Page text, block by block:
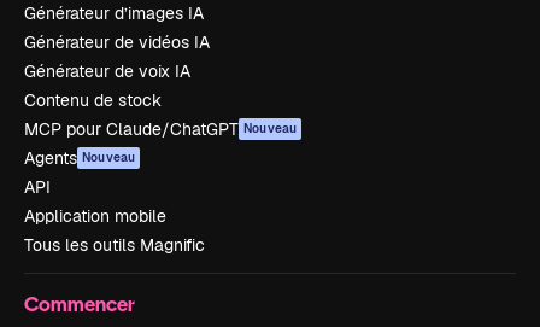
Générateur d’images IA
Générateur de vidéos IA
Générateur de voix IA
Contenu de stock
MCP pour Claude/ChatGPT Nouveau
Agents Nouveau
API
Application mobile
Tous les outils Magnific
Commencer